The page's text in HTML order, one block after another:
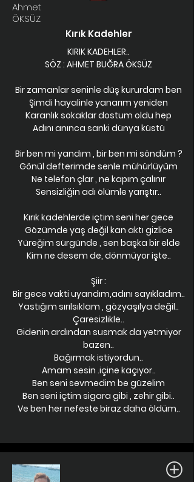
Ahmet
ÖKSÜZ
Kırık Kadehler
KIRIK KADEHLER..
SÖZ : AHMET BUĞRA ÖKSÜZ
Bir zamanlar seninle düş kururdam ben
Şimdi hayalinle yanarım yeniden
Karanlık sokaklar dostum oldu hep
Adını anınca sanki dünya küstü
Bir ben mi yandım , bir ben mi söndüm ?
Gönül defterimde senle mühürlüyüm
Ne telefon çlar , ne kapım çalınır
Sensizliğin adı ölümle yarıştır..
Kırık kadehlerde içtim seni her gece
Gözümde yaş değil kan aktı gizlice
Yüreğim sürgünde , sen başka bir elde
Kim ne desem de, dönmüyor işte..
Şiir :
Bir gece vakti uyandım,adını sayıkladım..
Yastığım sırılsıklam , gözyaşılya değil..
Çaresizlikle..
Gidenin ardından susmak da yetmiyor
bazen..
Bağırmak istiyordun..
Amam sesin .içine kaçıyor..
Ben seni sevmedim be güzelim
Ben seni içtim sigara gibi , zehir gibi..
Ve ben her nefeste biraz daha öldüm..